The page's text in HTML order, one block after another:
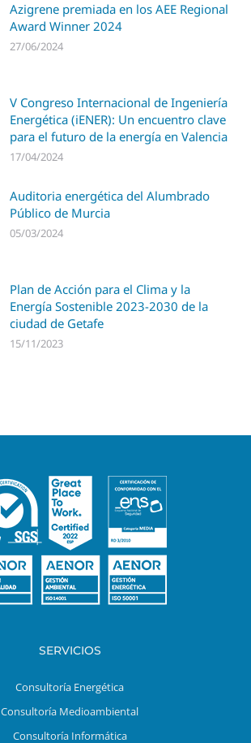
Azigrene premiada en los AEE Regional
Award Winner 2024
27/06/2024
V Congreso Internacional de Ingeniería
Energética (iENER): Un encuentro clave
para el futuro de la energía en Valencia
17/04/2024
Auditoria energética del Alumbrado
Público de Murcia
05/03/2024
Plan de Acción para el Clima y la
Energía Sostenible 2023-2030 de la
ciudad de Getafe
15/11/2023
SERVICIOS
Consultoría Energética
Consultoría Medioambiental
Consultoría Informática